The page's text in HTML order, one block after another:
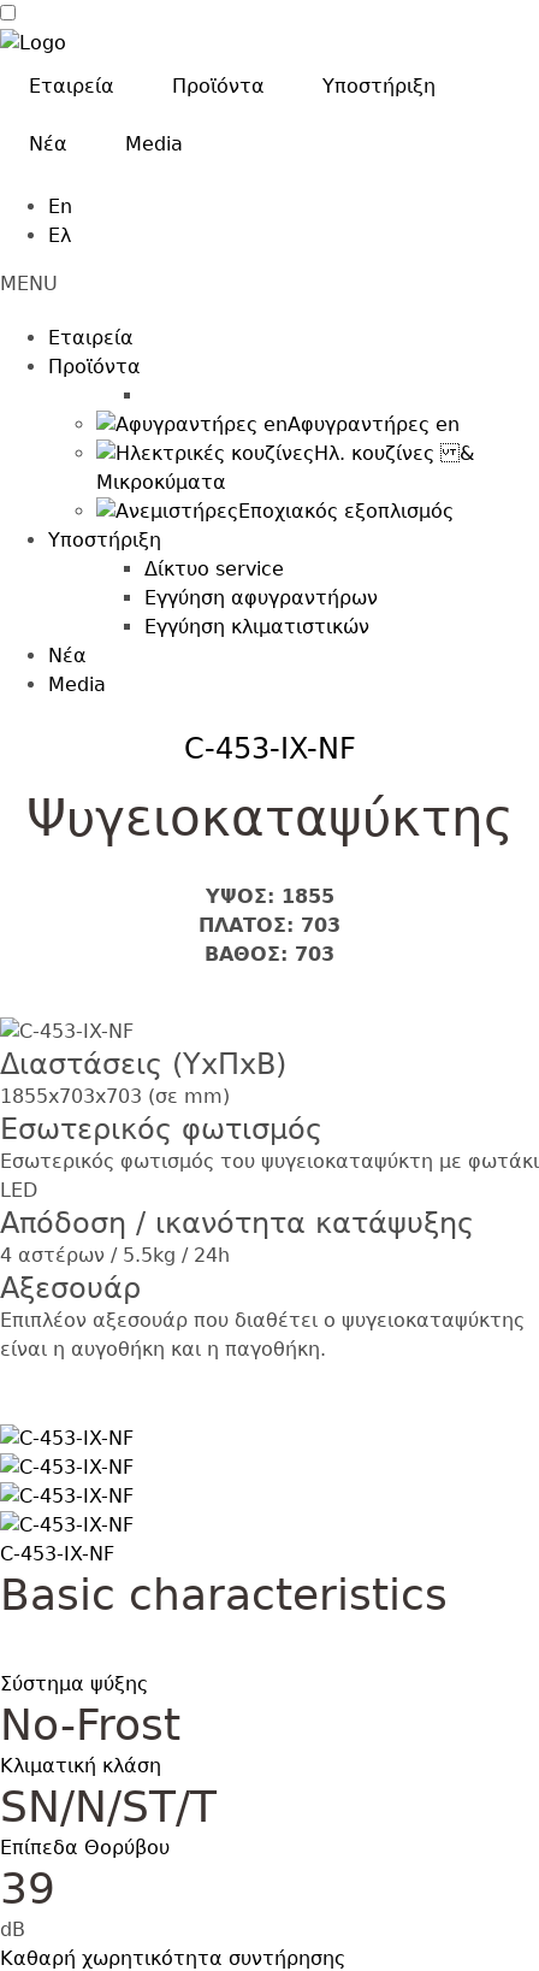
Skip
to
content
Εταιρεία Προϊόντα Υποστήριξη
Nέα Media
En
Ελ
MENU
Main
navigation
Εταιρεία
Προϊόντα
Αφυγραντήρες en
Ηλ. κουζίνες &
Μικροκύματα
Εποχιακός εξοπλισμός
Υποστήριξη
Δίκτυο service
Εγγύηση αφυγραντήρων
Εγγύηση κλιματιστικών
Nέα
Media
C-453-IX-NF
Ψυγειοκαταψύκτης
ΥΨΟΣ: 1855
ΠΛΑΤΟΣ: 703
ΒΑΘΟΣ: 703
Image
Διαστάσεις (ΥxΠxΒ)
1855x703x703 (σε mm)
Εσωτερικός φωτισμός
Εσωτερικός φωτισμός του ψυγειοκαταψύκτη με φωτάκι
LED
Απόδοση / ικανότητα κατάψυξης
4 αστέρων / 5.5kg / 24h
Αξεσουάρ
Επιπλέον αξεσουάρ που διαθέτει ο ψυγειοκαταψύκτης
είναι η αυγοθήκη και η παγοθήκη.
Εικόνα
Εικόνα
Εικόνα
Εικόνα
C-453-IX-NF
Basic characteristics
Σύστημα ψύξης
No-Frost
Κλιματική κλάση
SN/N/ST/T
Επίπεδα Θορύβου
39
dB
Καθαρή χωρητικότητα συντήρησης